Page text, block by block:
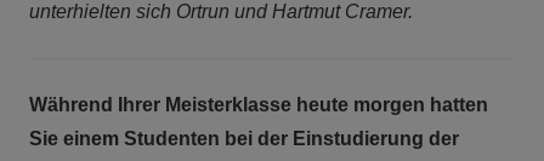
unterhielten sich Ortrun und Hartmut Cramer.
Während Ihrer Meisterklasse heute morgen hatten
Sie einem Studenten bei der Einstudierung der